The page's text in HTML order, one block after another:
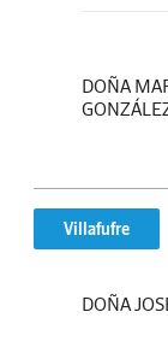
DOÑA
Villafufre
DOÑA